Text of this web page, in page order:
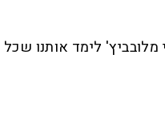
לימד אותנו שכל